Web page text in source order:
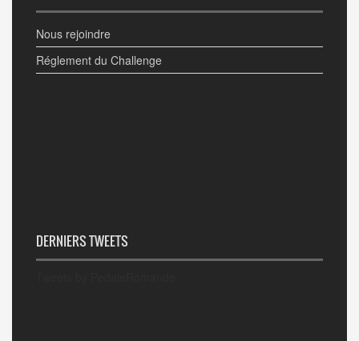
Nous rejoindre
Réglement du Challenge
DERNIERS TWEETS